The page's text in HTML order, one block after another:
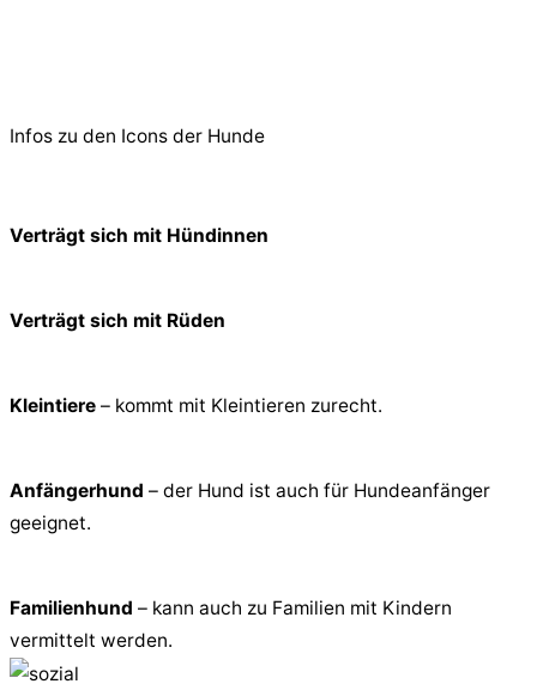
Infos zu den Icons der Hunde
Verträgt sich mit Hündinnen
Verträgt sich mit Rüden
Kleintiere – kommt mit Kleintieren zurecht.
Anfängerhund – der Hund ist auch für Hundeanfänger
geeignet.
Familienhund – kann auch zu Familien mit Kindern
vermittelt werden.